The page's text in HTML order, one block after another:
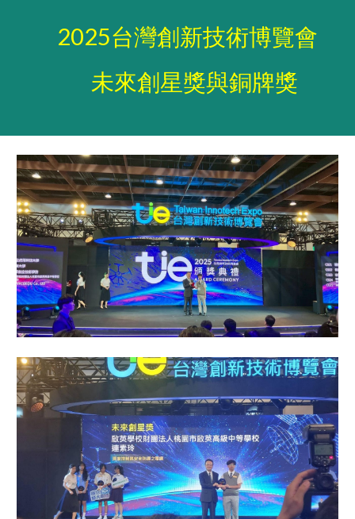
2025台灣創新技術博覽會
未來創星獎與銅牌獎